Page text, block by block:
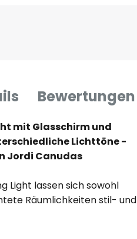
Bewertungen
mit Glasschirm und
Lichttöne -
Jordi Canudas
Light lassen sich sowohl
Räumlichkeiten stil- und
ist als Kugel gestaltet